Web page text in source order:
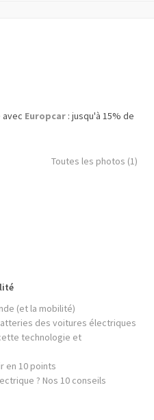
avec Europcar : jusqu'à 15% de
Toutes les photos (1)
(et la mobilité)
des voitures électriques
technologie et
en 10 points
? Nos 10 conseils